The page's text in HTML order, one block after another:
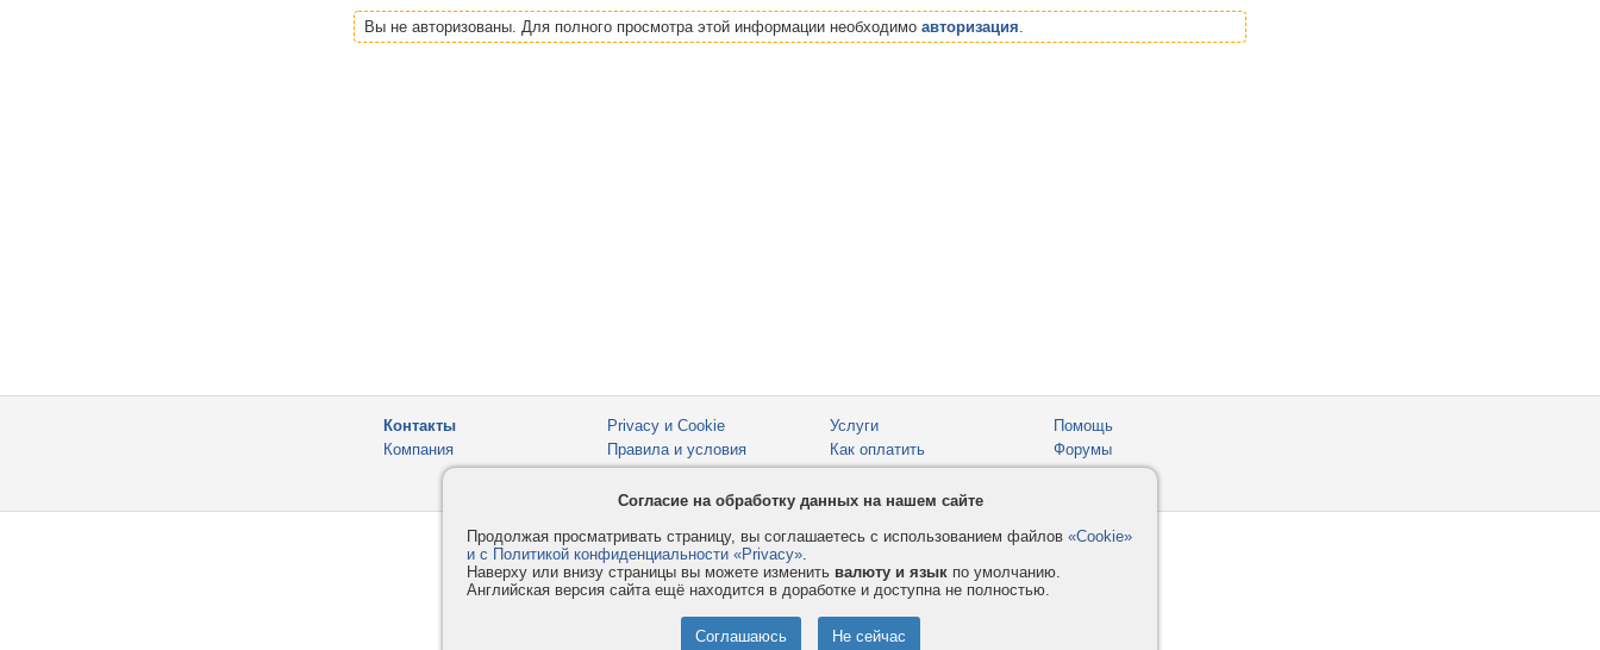
Вы не авторизованы. Для полного просмотра этой информации необходимо авторизация.
Контакты
Компания
Privacy и Cookie
Правила и условия
Услуги
Как оплатить
Помощь
Форумы
Согласие на обработку данных на нашем сайте
Продолжая просматривать страницу, вы соглашаетесь с использованием файлов «Cookie»
и с Политикой конфиденциальности «Privacy».
Наверху или внизу страницы вы можете изменить валюту и язык по умолчанию.
Английская версия сайта ещё находится в доработке и доступна не полностью.